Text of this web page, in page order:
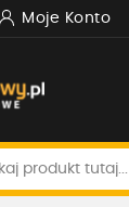
Moje Konto